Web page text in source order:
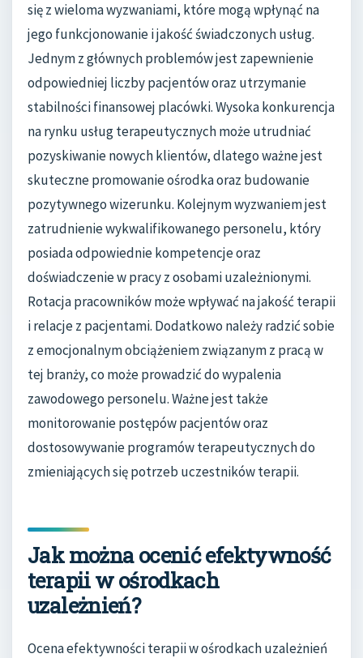
się z wieloma wyzwaniami, które mogą wpłynąć na
jego funkcjonowanie i jakość świadczonych usług.
Jednym z głównych problemów jest zapewnienie
odpowiedniej liczby pacjentów oraz utrzymanie
stabilności finansowej placówki. Wysoka konkurencja
na rynku usług terapeutycznych może utrudniać
pozyskiwanie nowych klientów, dlatego ważne jest
skuteczne promowanie ośrodka oraz budowanie
pozytywnego wizerunku. Kolejnym wyzwaniem jest
zatrudnienie wykwalifikowanego personelu, który
posiada odpowiednie kompetencje oraz
doświadczenie w pracy z osobami uzależnionymi.
Rotacja pracowników może wpływać na jakość terapii
i relacje z pacjentami. Dodatkowo należy radzić sobie
z emocjonalnym obciążeniem związanym z pracą w
tej branży, co może prowadzić do wypalenia
zawodowego personelu. Ważne jest także
monitorowanie postępów pacjentów oraz
dostosowywanie programów terapeutycznych do
zmieniających się potrzeb uczestników terapii.
Jak można ocenić efektywność
terapii w ośrodkach
uzależnień?
Ocena efektywności terapii w ośrodkach uzależnień